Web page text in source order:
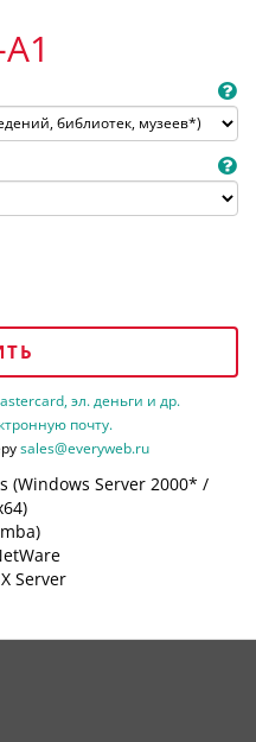
эл. деньги и др.
почту.
sales@everyweb.ru
(Windows Server 2000* /
Server